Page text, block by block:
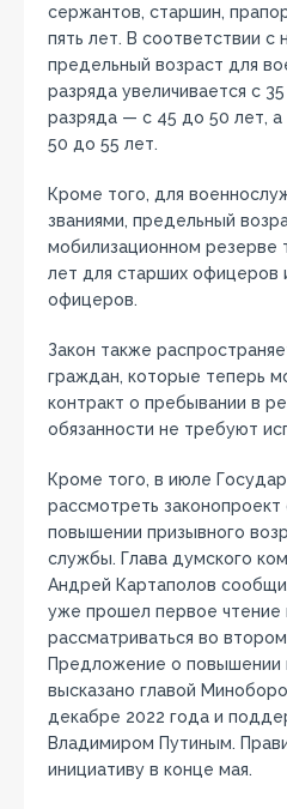
сержантов, старшин,
пять лет. В соответствии с
предельный возраст для
разряда увеличивается с
разряда — с 45 до 50 лет,
50 до 55 лет.
Кроме того, для
званиями, предельный
мобилизационном резерве
лет для старших офицеров
офицеров.
Закон также
граждан, которые теперь
контракт о пребывании в
обязанности не требуют
Кроме того, в июле
рассмотреть законопроект
повышении призывного
службы. Глава думского
Андрей Картаполов
уже прошел первое чтение
рассматриваться во
Предложение о повышении
высказано главой
декабре 2022 года и
Владимиром Путиным.
инициативу в конце мая.